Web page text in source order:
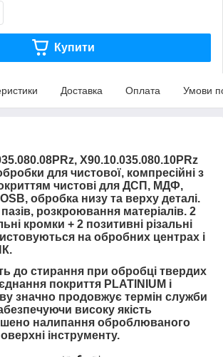
Купити
Доставка Оплата Умови
X90.10.035.080.10PRz
для чистової, компресійні з
чистові для ДСП, МДФ,
обробка низу та верху деталі.
розкроювання матеріалів. 2
кромки + 2 позитивні різальні
на обробних центрах і
до стирання при обробці твердих
покриття PLATINIUM і
значно продовжує термін служби
високу якість
налипання оброблюваного
інструменту.